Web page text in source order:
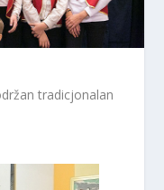
tradicjonalan